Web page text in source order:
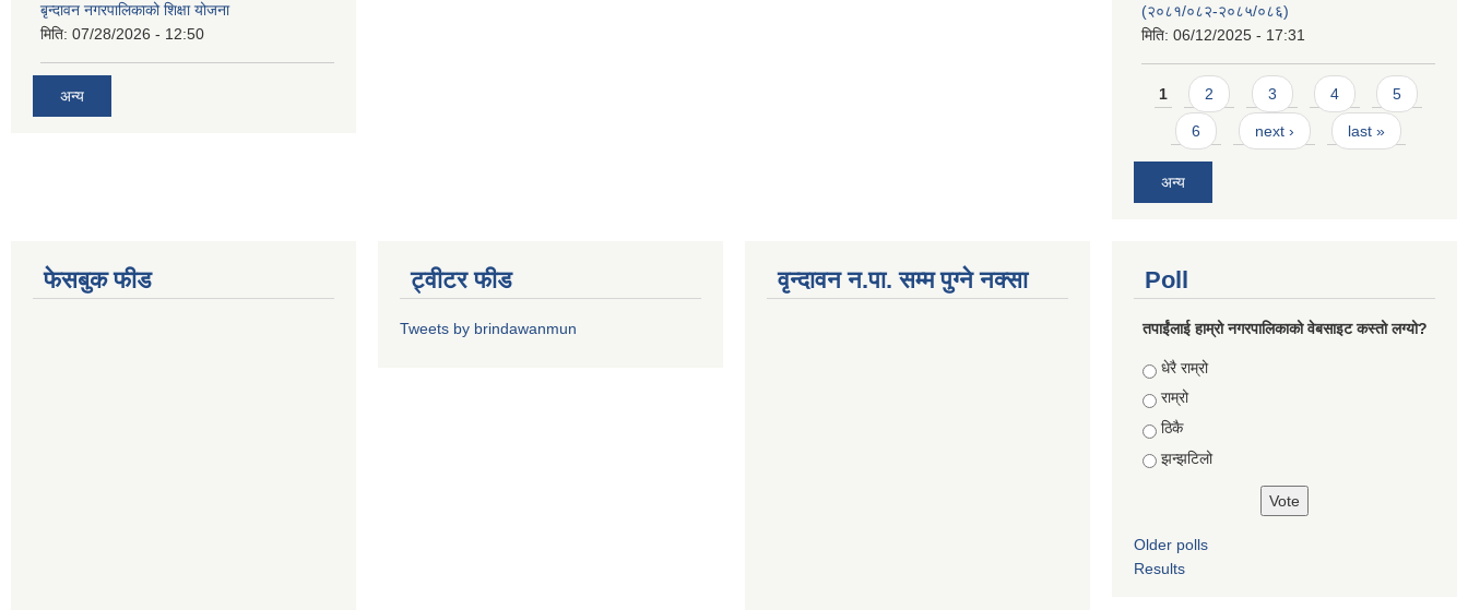
बृन्दावन नगरपालिकाको शिक्षा योजना
मिति: 07/28/2026 - 12:50
अन्य
(२०८१/०८२-२०८५/०८६)
मिति: 06/12/2025 - 17:31
Pages
1 2 3 4 5
6 next › last »
अन्य
फेसबुक फीड ट्वीटर फीड
Tweets by brindawanmun
वृन्दावन न.पा. सम्म पुग्ने नक्सा Poll
तपाईंलाई हाम्रो नगरपालिकाको वेबसाइट कस्तो लग्यो?
Choices
धेरै राम्रो
राम्रो
ठिकै
झन्झटिलो
Older polls
Results